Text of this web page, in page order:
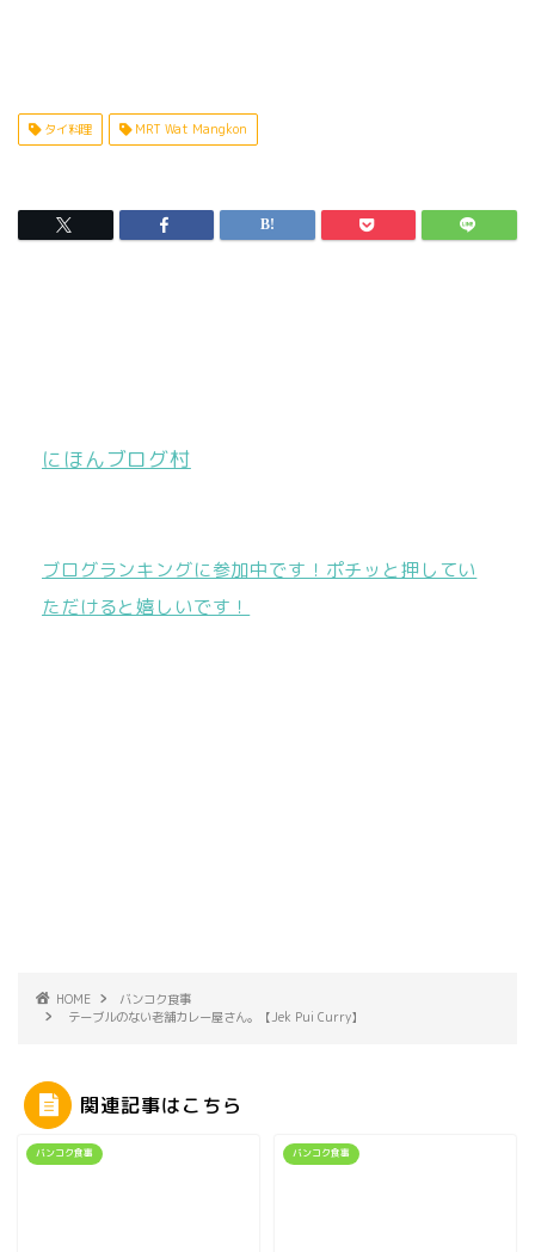
タイ料理 MRT Wat Mangkon
にほんブログ村
ブログランキングに参加中です！ポチッと押してい
ただけると嬉しいです！
HOME
バンコク食事
テーブルのない老舗カレー屋さん。【Jek Pui Curry】
関連記事はこちら
バンコク食事 バンコク食事